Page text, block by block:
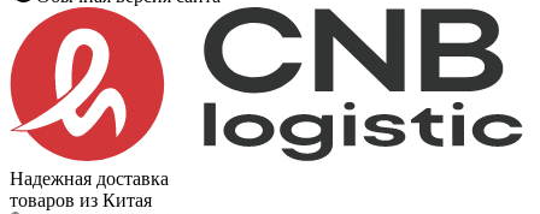
Надежная доставка
товаров из Китая